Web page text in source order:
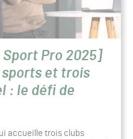
Sport Pro 2025]
sports et trois
: le défi de
accueille trois clubs